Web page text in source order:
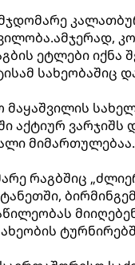
ეტლები იქნა
სახეობაშიც
აქტიურ ვარჯიშს
მიმართულებაა.
რაგბშიც